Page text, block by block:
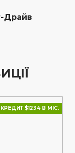
Драйв
КРЕДИТ $1234 В МІС.